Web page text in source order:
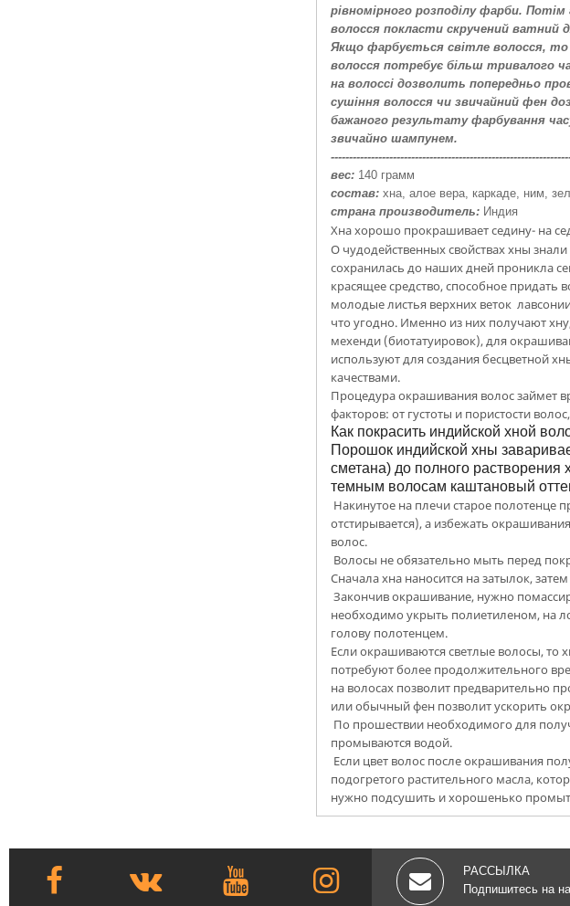
рівномірного розподілу фарби.
волосся покласти скручений
Якщо фарбується світле волосся,
волосся потребує більш тривалого
на волоссі дозволить попередньо
сушіння волосся чи звичайний фен
бажаного результату фарбування
звичайно шампунем.
вес: 140 грамм
состав: хна, алое вера, каркаде, ним,
страна производитель: Индия
Хна хорошо прокрашивает седину- на
О чудодейственных свойствах хны
сохранилась до наших дней проникла
красящее средство, способное
молодые листья верхних веток
что угодно. Именно из них получают
мехенди (биотатуировок), для
используют для создания бесцветной
качествами.
Процедура окрашивания волос займет
факторов: от густоты и пористости
Как покрасить индийской хной
Порошок индийской хны
сметана) до полного
темным волосам каштановый
Накинутое на плечи старое полотенце
отстирывается), а избежать
волос.
Волосы не обязательно мыть перед
Сначала хна наносится на затылок,
Закончив окрашивание, нужно
необходимо укрыть полиетиленом, на
голову полотенцем.
Если окрашиваются светлые волосы, то
потребуют более продолжительного
на волосах позволит предварительно
или обычный фен позволит ускорить
По прошествии необходимого для
промываются водой.
Если цвет волос после окрашивания
подогретого растительного масла,
нужно подсушить и хорошенько
РАССЫЛКА
Подпишитесь на